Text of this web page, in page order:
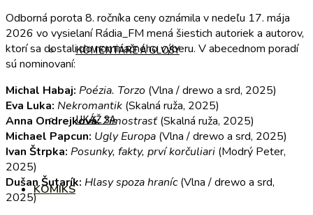
KOMENTÁRE A GLOSY
UKÁŽ SA
KOMIKS
Odborná porota 8. ročníka ceny oznámila v nedeľu 17. mája
2026 vo vysielaní Rádia_FM mená šiestich autoriek a autorov,
ktorí sa dostali do nominačného výberu. V abecednom poradí
sú nominovaní:
Michal Habaj: Poézia. Torzo (Vlna / drewo a srd, 2025)
Eva Luka: Nekromantik (Skalná ruža, 2025)
Anna Ondrejková:Zimostrasť (Skalná ruža, 2025)
Michael Papcun: Ugly Europa (Vlna / drewo a srd, 2025)
Ivan Štrpka: Posunky, fakty, prví korčuliari (Modrý Peter,
2025)
Dušan Šutarík: Hlasy spoza hraníc(Vlna / drewo a srd,
2025)